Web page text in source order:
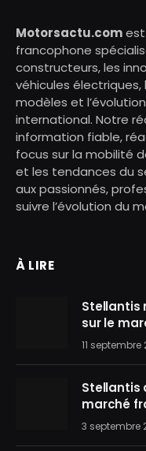
Motorsactu.com
francophone
constructeurs, les
véhicules
modèles et
international. Notre
information fiable,
focus sur la mobilité
et les tendances du
aux passionnés,
suivre l’évolution du
À LIRE
Stellantis
sur le
11 septembre
Stellantis
marché
3 septembre